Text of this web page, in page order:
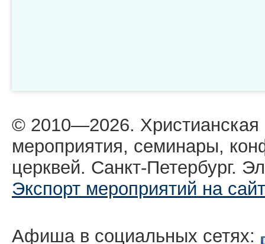
© 2010—2026.
мероприятия, семинары,
церквей. Санкт-Петербург.
Экспорт мероприятий на сайт
Афиша в социальных сетях: